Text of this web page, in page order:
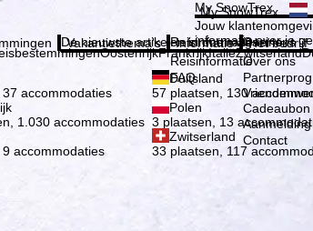
My SnowTrex
My SnowTrex
Jouw
informatie over je
OostenrijkFrankrijkItaliëZwitserland
accommodaties
Duitsland
57 plaatsen, 130
1.030 accommodaties
Polen
3 plaatsen, 13
accommodaties
Zwitserland
33 plaatsen, 117
Vakantiethema's
De nieuwste artikelen in ons magazine
Informatie
Reisinformatie
Reisinformatie
FAQ
Het bedrijf
Over ons
Over ons
Cadeaubon
Contact